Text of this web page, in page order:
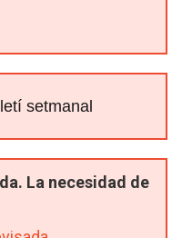
setmanal
La necesidad de